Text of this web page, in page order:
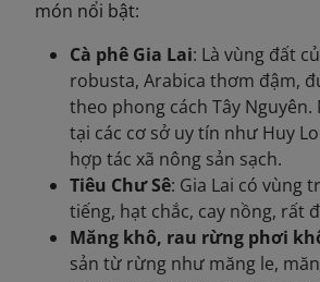
món nổi bật:
Cà phê Gia Lai: Là vùng đất
robusta, Arabica thơm đậm,
theo phong cách Tây Nguyên.
tại các cơ sở uy tín như Huy
hợp tác xã nông sản sạch.
Tiêu Chư Sê: Gia Lai có vùng
tiếng, hạt chắc, cay nồng, rất
Măng khô, rau rừng phơi
sản từ rừng như măng le,